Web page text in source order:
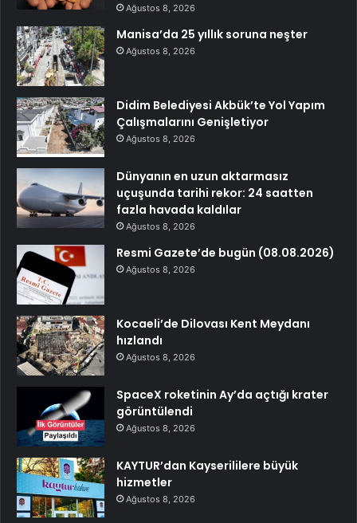
Ağustos 8, 2026
Manisa’da 25 yıllık soruna neşter
Ağustos 8, 2026
Didim Belediyesi Akbük’te Yol Yapım
Çalışmalarını Genişletiyor
Ağustos 8, 2026
Dünyanın en uzun aktarmasız
uçuşunda tarihi rekor: 24 saatten
fazla havada kaldılar
Ağustos 8, 2026
Resmi Gazete’de bugün (08.08.2026)
Ağustos 8, 2026
Kocaeli’de Dilovası Kent Meydanı
hızlandı
Ağustos 8, 2026
SpaceX roketinin Ay’da açtığı krater
görüntülendi
Ağustos 8, 2026
KAYTUR’dan Kayserililere büyük
hizmetler
Ağustos 8, 2026